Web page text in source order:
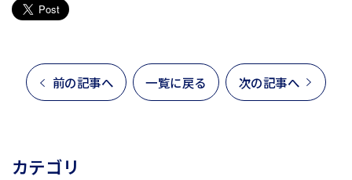
前の記事へ 一覧に戻る 次の記事へ
カテゴリ